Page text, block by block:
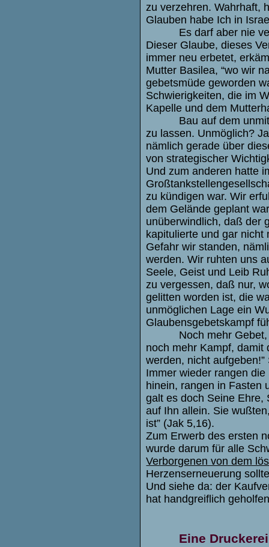
zu verzehren. Wahrhaft,
Glauben habe Ich in
Es darf aber nie
Dieser Glaube, dieses
immer neu erbetet,
Mutter Basilea, “wo wir
gebetsmüde geworden
Schwierigkeiten, die im
Kapelle und dem
Bau auf dem
zu lassen. Unmöglich?
nämlich gerade über
von strategischer
Und zum anderen hatte
zu kündigen war. Wir
dem Gelände geplant
unüberwindlich, daß der
kapitulierte und gar nicht
Gefahr wir standen,
werden. Wir ruhten uns
Seele, Geist und Leib
zu vergessen, daß nur,
gelitten worden ist, die
unmöglichen Lage ein
Glaubensgebetskampf
Noch mehr
noch mehr Kampf, damit
werden, nicht
Immer wieder rangen
hinein, rangen in Fasten
galt es doch Seine Ehre,
auf Ihn allein. Sie
ist” (Jak 5,16).
Zum Erwerb des ersten
wurde darum für alle
Verborgenen von dem
Herzenserneuerung
Und siehe da: der
hat handgreiflich
Eine